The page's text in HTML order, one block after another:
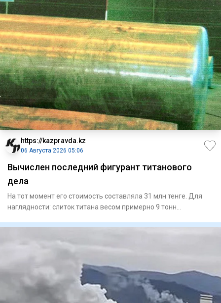
https://kazpravda.kz
06 Августа 2026 05:06
Вычислен последний фигурант титанового
дела
На тот момент его стоимость составляла 31 млн тенге. Для
наглядности: слиток титана весом примерно 9 тонн